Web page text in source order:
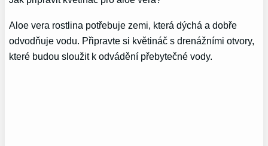
Aloe vera rostlina potřebuje zemi, která dýchá a dobře
odvodňuje vodu. Připravte si květináč s drenážními otvory,
které budou sloužit k odvádění přebytečné vody.